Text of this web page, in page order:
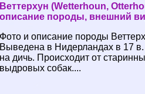
Веттерхун (Wetterhoun,
описание породы, внешний
Фото и описание породы
Выведена в Нидерландах в 17
на дичь. Происходит от
выдровых собак....